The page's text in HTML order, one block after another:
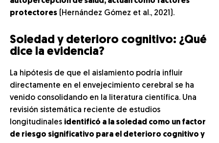
protectores (Hernández Gómez et al., 2021).
Soledad y deterioro cognitivo: ¿Qué
dice la evidencia?
La hipótesis de que el aislamiento podría influir
directamente en el envejecimiento cerebral se ha
venido consolidando en la literatura científica. Una
revisión sistemática reciente de estudios
longitudinales identificó a la soledad como un factor
de riesgo significativo para el deterioro cognitivo y